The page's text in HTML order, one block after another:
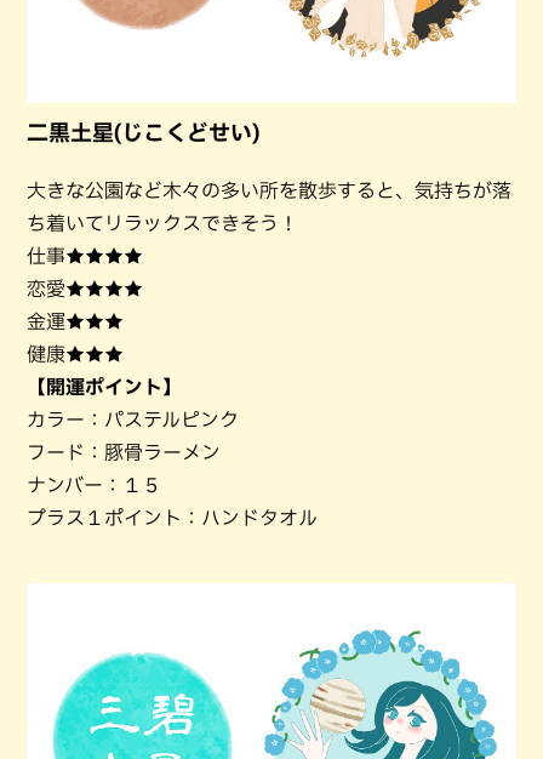
二黒土星(じこくどせい)
大きな公園など木々の多い所を散歩すると、気持ちが落
ち着いてリラックスできそう！
仕事★★★★
恋愛★★★★
金運★★★
健康★★★
【開運ポイント】
カラー：パステルピンク
フード：豚骨ラーメン
ナンバー：１５
プラス１ポイント：ハンドタオル